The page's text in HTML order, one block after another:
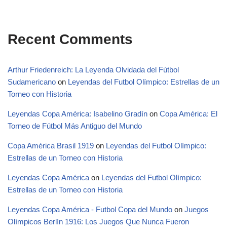
Recent Comments
Arthur Friedenreich: La Leyenda Olvidada del Fútbol
Sudamericano on Leyendas del Futbol Olímpico: Estrellas de un
Torneo con Historia
Leyendas Copa América: Isabelino Gradín on Copa América: El
Torneo de Fútbol Más Antiguo del Mundo
Copa América Brasil 1919 on Leyendas del Futbol Olímpico:
Estrellas de un Torneo con Historia
Leyendas Copa América on Leyendas del Futbol Olímpico:
Estrellas de un Torneo con Historia
Leyendas Copa América - Futbol Copa del Mundo on Juegos
Olímpicos Berlín 1916: Los Juegos Que Nunca Fueron